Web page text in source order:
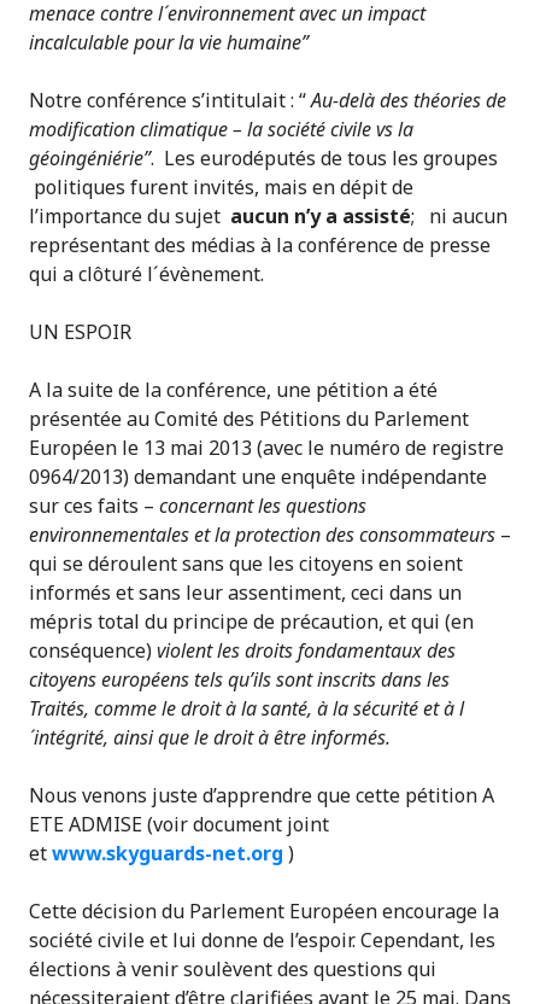
menace contre l´environnement avec un impact
incalculable pour la vie humaine”
Notre conférence s’intitulait : “Au-delà des théories de
modification climatique – la société civile vs la
géoingéniérie”. Les eurodéputés de tous les groupes
politiques furent invités, mais en dépit de
l’importance du sujet aucun n’y a assisté;
ni aucun
représentant des médias à la conférence de presse
qui a clôturé l´évènement.
UN ESPOIR
A la suite de la conférence, une pétition a été
présentée au Comité des Pétitions du Parlement
Européen le 13 mai 2013 (avec le numéro de registre
0964/2013) demandant une enquête indépendante
sur ces faits – concernant les questions
environnementales et la protection des consommateurs –
qui se déroulent sans que les citoyens en soient
informés et sans leur assentiment, ceci dans un
mépris total du principe de précaution, et qui (en
conséquence)violent les droits fondamentaux des
citoyens européens tels qu’ils sont inscrits dans les
Traités, comme le droit à la santé, à la sécurité et à l
´intégrité, ainsi que le droit à être informés.
Nous venons juste d’apprendre que cette pétition A
ETE ADMISE (voir document joint
etwww.skyguards-net.org )
Cette décision du Parlement Européen encourage la
société civile et lui donne de l’espoir. Cependant, les
élections à venir soulèvent des questions qui
nécessiteraient d’être clarifiées avant le 25 mai. Dans